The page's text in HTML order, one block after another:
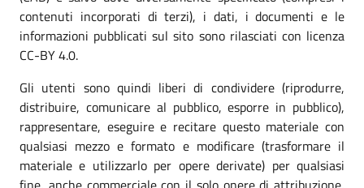
contenuti incorporati di terzi), i dati, i documenti e le
informazioni pubblicati sul sito sono rilasciati con licenza
CC-BY 4.0.
Gli utenti sono quindi liberi di condividere (riprodurre,
distribuire, comunicare al pubblico, esporre in pubblico),
rappresentare, eseguire e recitare questo materiale con
qualsiasi mezzo e formato e modificare (trasformare il
materiale e utilizzarlo per opere derivate) per qualsiasi